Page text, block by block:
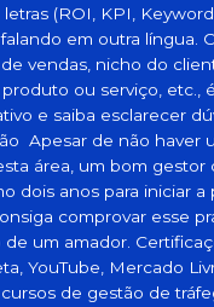
(ROI, KPI,
em outra língua.
vendas, nicho do
ou serviço, etc.,
e saiba esclarecer
Apesar de não haver
área, um bom gestor
dois anos para iniciar a
comprovar esse
um amador.
YouTube, Mercado
de gestão de